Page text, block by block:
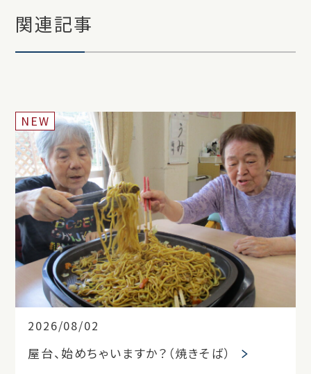
関連記事
2026/08/02
NEW
屋台、始めちゃいますか？（焼きそば）